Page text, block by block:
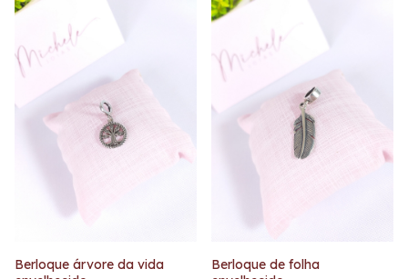
Berloque árvore da vida
Berloque de folha